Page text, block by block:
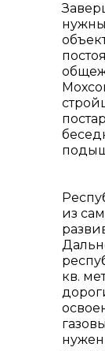
из
кв.